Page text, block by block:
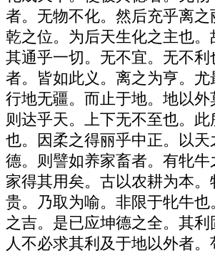
者。无物不化。然后充乎离
乾之位。为后天生化之主也。
其通乎一切。无不宜。无不利
者。皆如此义。离之为亨。尤
行地无疆。而止于地。地以外
则达乎天。上下无不至也。
也。因柔之得丽乎中正。以天
德。则譬如养家畜者。有牝牛
家得其用矣。古以农耕为本
贵。乃取为喻。非限于牝牛也
之吉。是已应坤德之全。其
人不必求其利及于地以外者。